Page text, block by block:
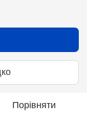
Порівняти